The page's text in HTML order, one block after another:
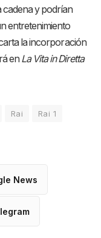
cadena y podrían
entretenimiento
la incorporación
en La Vita in Diretta
Rai
Rai 1
News